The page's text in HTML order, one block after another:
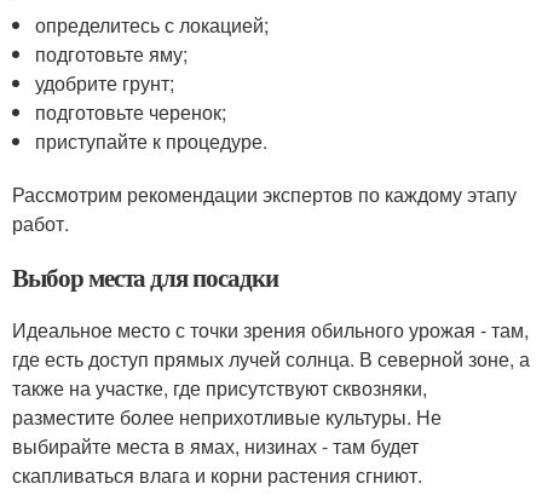
определитесь с локацией;
подготовьте яму;
удобрите грунт;
подготовьте черенок;
приступайте к процедуре.
Рассмотрим рекомендации экспертов по каждому этапу
работ.
Выбор места для посадки
Идеальное место с точки зрения обильного урожая - там,
где есть доступ прямых лучей солнца. В северной зоне, а
также на участке, где присутствуют сквозняки,
разместите более неприхотливые культуры. Не
выбирайте места в ямах, низинах - там будет
скапливаться влага и корни растения сгниют.